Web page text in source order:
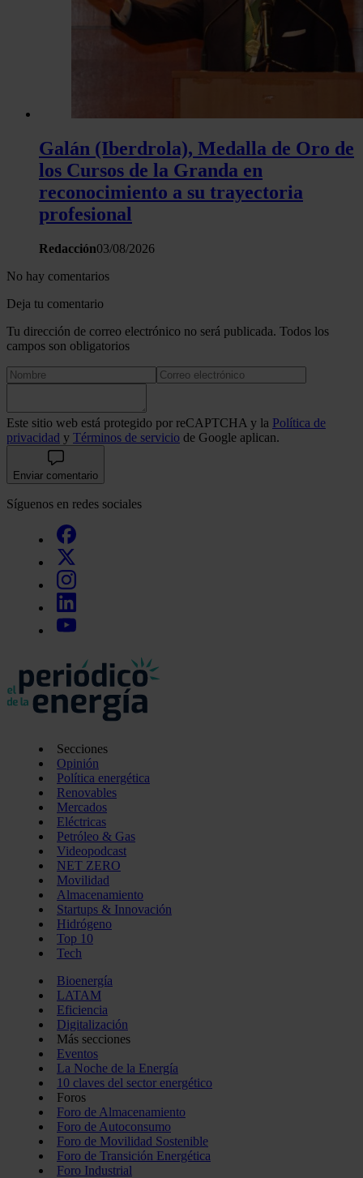
Galán (Iberdrola), Medalla de Oro de
los Cursos de la Granda en
reconocimiento a su trayectoria
profesional
Redacción03/08/2026
No hay comentarios
Deja tu comentario
Tu dirección de correo electrónico no será publicada. Todos los
campos son obligatorios
Este sitio web está protegido por reCAPTCHA y la Política de
privacidad y Términos de servicio de Google aplican.
Enviar comentario
Síguenos en redes sociales
Secciones
Opinión
Política energética
Renovables
Mercados
Eléctricas
Petróleo & Gas
Videopodcast
NET ZERO
Movilidad
Almacenamiento
Startups & Innovación
Hidrógeno
Top 10
Tech
Bioenergía
LATAM
Eficiencia
Digitalización
Más secciones
Eventos
La Noche de la Energía
10 claves del sector energético
Foros
Foro de Almacenamiento
Foro de Autoconsumo
Foro de Movilidad Sostenible
Foro de Transición Energética
Foro Industrial